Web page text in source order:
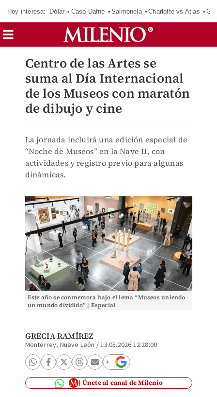
Hoy interesa: Dólar Caso Dafne Salmonela Charlotte vs Atlas
Centro de las Artes se
suma al Día Internacional
de los Museos con maratón
de dibujo y cine
La jornada incluirá una edición especial de
“Noche de Museos” en la Nave II, con
actividades y registro previo para algunas
dinámicas.
Este año se conmemora bajo el lema “Museos uniendo
un mundo dividido” | Especial
GRECIA RAMÍREZ
Monterrey, Nuevo León /13.05.2026 12:28:00
Únete al canal de Milenio